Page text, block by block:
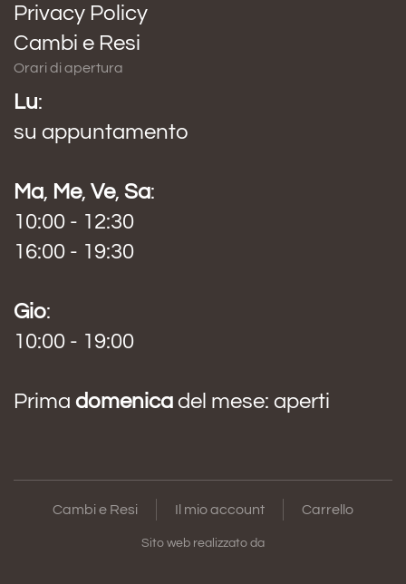
Privacy Policy
Cambi e Resi
Orari di apertura
Lu:
su appuntamento
Ma, Me, Ve, Sa:
10:00 - 12:30
16:00 - 19:30
Gio:
10:00 - 19:00
Prima domenica del mese: aperti
Cambi e Resi Il mio account Carrello
Sito web realizzato da